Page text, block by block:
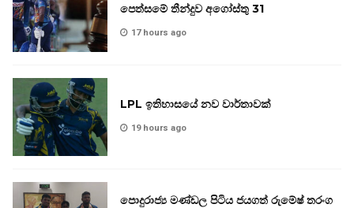
පෙත්සමේ තීන්දුව අගෝස්තු 31
17 hours ago
LPL ඉතිහාසයේ නව වාර්තාවක්
19 hours ago
පොදුරාජ්‍ය මණ්ඩල පිටිය ජයගත් රුමේෂ් තරංග